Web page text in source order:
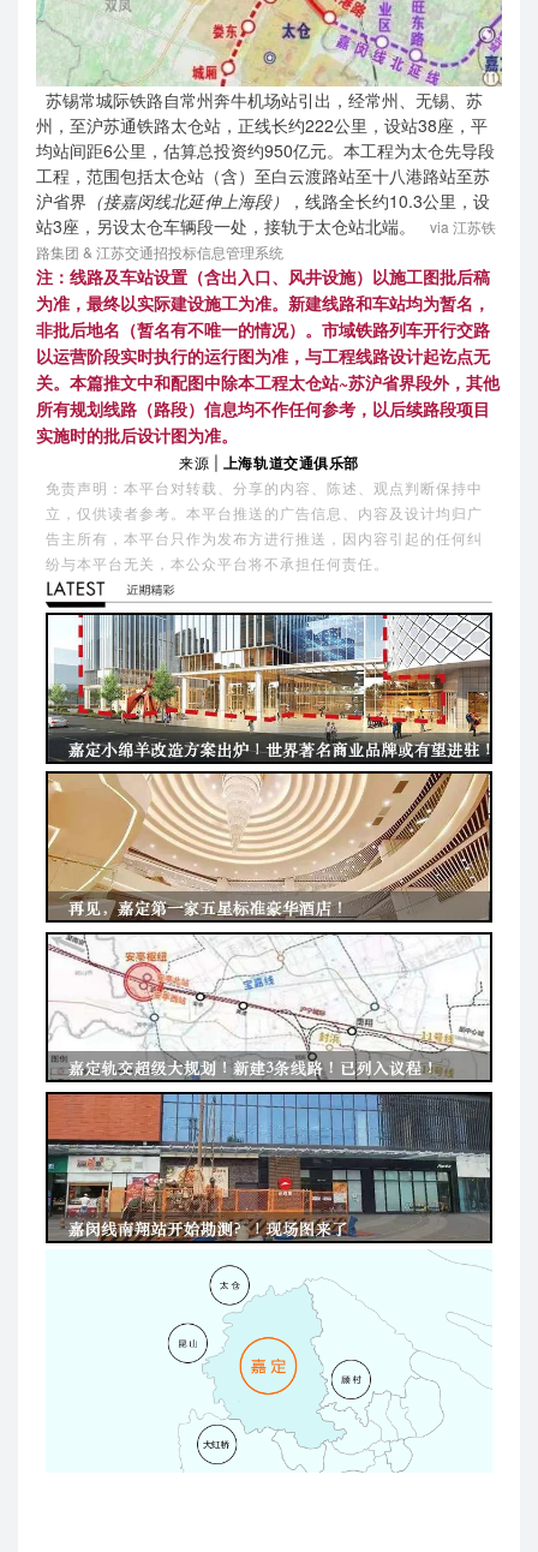
苏锡常城际铁路自常州奔牛机场站引出，经常州、无锡、苏
州，至沪苏通铁路太仓站，正线长约222公里，设站38座，平
均站间距6公里，估算总投资约950亿元。本工程为太仓先导段
工程，范围包括太仓站（含）至白云渡路站至十八港路站至苏
沪省界 （接嘉闵线北延伸上海段）
，线路全长约10.3公里，设
站3座，另设太仓车辆段一处，接轨于太仓站北端。
via 江苏铁
路集团 & 江苏交通招投标信息管理系统
注：线路及车站设置（含出入口、风井设施）以施工图批后稿
为准，最终以实际建设施工为准。新建线路和车站均为暂名，
非批后地名（暂名有不唯一的情况）。市域铁路列车开行交路
以运营阶段实时执行的运行图为准，与工程线路设计起讫点无
关。本篇推文中和配图中除本工程太仓站~苏沪省界段外，其他
所有规划线路（路段）信息均不作任何参考，以后续路段项目
实施时的批后设计图为准。
来源 | 上海轨道交通俱乐部
免责声明：本平台对转载、分享的内容、陈述、观点判断保持中
立，仅供读者参考。本平台推送的广告信息、内容及设计均归广
告主所有，本平台只作为发布方进行推送，因内容引起的任何纠
纷与本平台无关，本公众平台将不承担任何责任。